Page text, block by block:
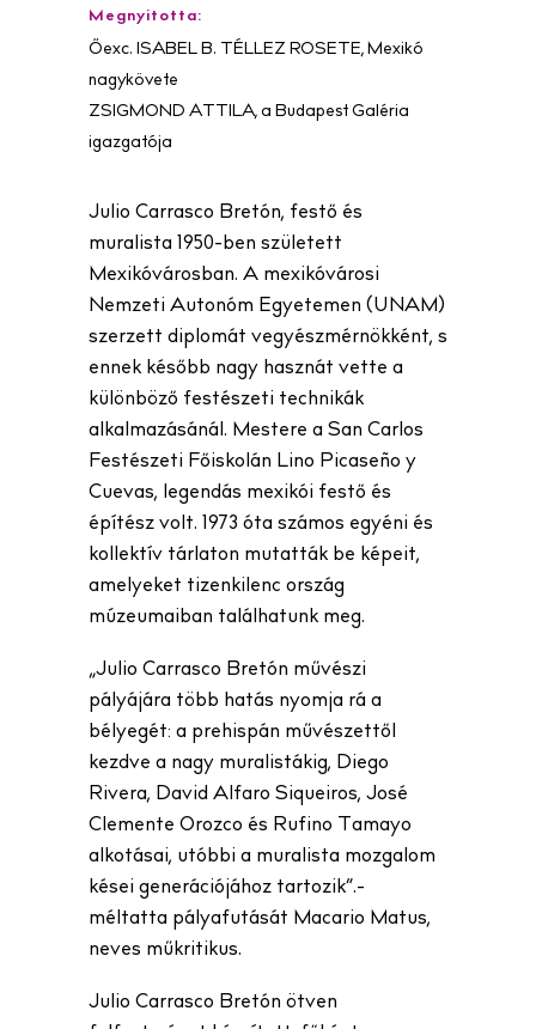
Megnyitotta:
Őexc. ISABEL B. TÉLLEZ ROSETE, Mexikó
nagykövete
ZSIGMOND ATTILA, a Budapest Galéria
igazgatója
Julio Carrasco Bretón, festő és
muralista 1950-ben született
Mexikóvárosban. A mexikóvárosi
Nemzeti Autonóm Egyetemen (UNAM)
szerzett diplomát vegyészmérnökként, s
ennek később nagy hasznát vette a
különböző festészeti technikák
alkalmazásánál. Mestere a San Carlos
Festészeti Főiskolán Lino Picaseño y
Cuevas, legendás mexikói festő és
építész volt. 1973 óta számos egyéni és
kollektív tárlaton mutatták be képeit,
amelyeket tizenkilenc ország
múzeumaiban találhatunk meg.
„Julio Carrasco Bretón művészi
pályájára több hatás nyomja rá a
bélyegét: a prehispán művészettől
kezdve a nagy muralistákig, Diego
Rivera, David Alfaro Siqueiros, José
Clemente Orozco és Rufino Tamayo
alkotásai, utóbbi a muralista mozgalom
kései generációjához tartozik”.-
méltatta pályafutását Macario Matus,
neves műkritikus.
Julio Carrasco Bretón ötven